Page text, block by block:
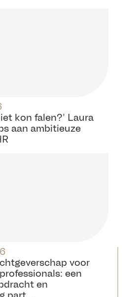
kon falen?’ Laura
aan ambitieuze
voor
een
en